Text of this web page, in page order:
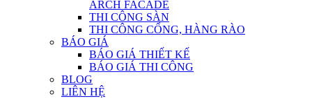
ARCH FACADE
THI CÔNG SÀN
THI CÔNG CỔNG, HÀNG RÀO
BÁO GIÁ
BÁO GIÁ THIẾT KẾ
BÁO GIÁ THI CÔNG
BLOG
LIÊN HỆ